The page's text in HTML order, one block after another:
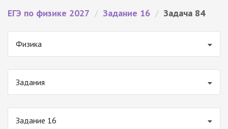
ЕГЭ по физике 2027 / Задание 16 / Задача 84
Физика
Задания
Задание 16